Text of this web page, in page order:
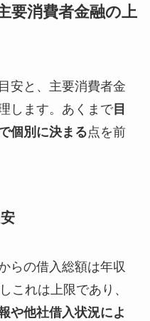
要消費者金融の上
安と、主要消費者金
します。あくまで目
個別に決まる点を前
らの借入総額は年収
これは上限であり、
や他社借入状況によ